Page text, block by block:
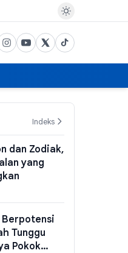
Indeks
dan Zodiak,
yang
Berpotensi
Tunggu
Pokok